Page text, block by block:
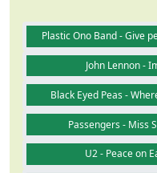
Plastic Ono Band - Give
John Lennon -
Black Eyed Peas -
Passengers - Miss
U2 - Peace on